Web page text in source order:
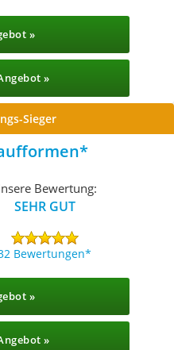
»
»
Sieger
Bewertung:
SEHR GUT
Bewertungen
»
»